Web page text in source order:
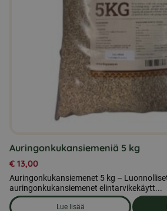
Auringonkukansiemeniä 5 kg
€ 13,00
Auringonkukansiemenet 5 kg –
auringonkukansiemenet elintarvikekäytt...
Lue lisää